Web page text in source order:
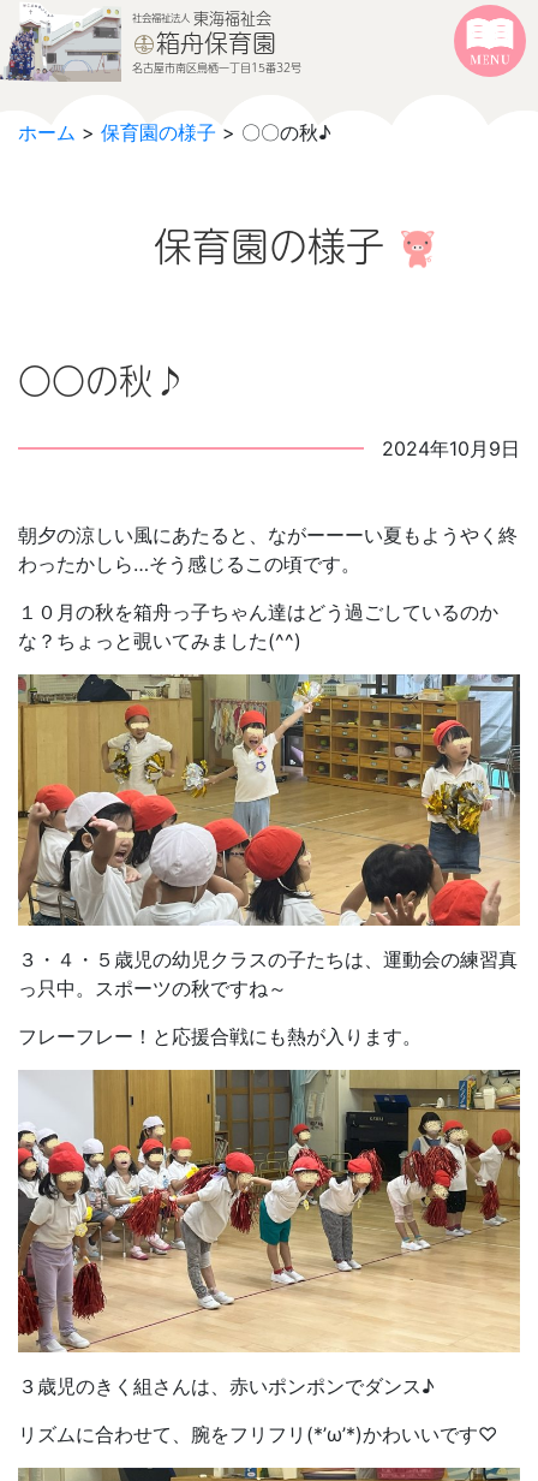
本文へジャンプする
メニューへジャンプする
社会福祉法人 東海福祉会
箱舟保育園
名古屋市南区鳥栖一丁目15番32号
ホーム > 保育園の様子 > 〇〇の秋♪
保育園の様子
〇〇の秋♪
2024年10月9日
朝夕の涼しい風にあたると、ながーーーい夏もようやく終
わったかしら…そう感じるこの頃です。
１０月の秋を箱舟っ子ちゃん達はどう過ごしているのか
な？ちょっと覗いてみました(^^)
３・４・５歳児の幼児クラスの子たちは、運動会の練習真
っ只中。スポーツの秋ですね～
フレーフレー！と応援合戦にも熱が入ります。
３歳児のきく組さんは、赤いポンポンでダンス♪
リズムに合わせて、腕をフリフリ(*’ω’*)かわいいです♡